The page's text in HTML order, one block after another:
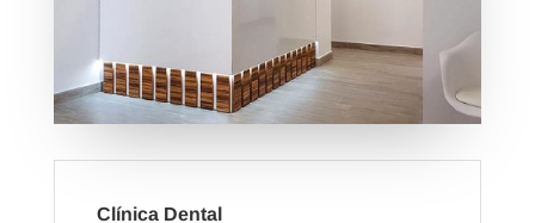
Clínica Dental